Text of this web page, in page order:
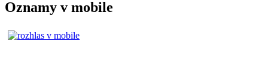
Oznamy v mobile